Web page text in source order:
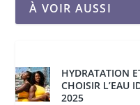
À VOIR AUSSI
HYDRATATION
CHOISIR L’EAU
2025